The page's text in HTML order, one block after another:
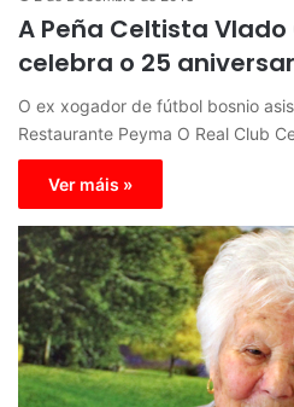
A Peña Celtista Vlado
celebra o 25
O ex xogador de fútbol bosnio
Restaurante Peyma O Real Club
Ver máis »